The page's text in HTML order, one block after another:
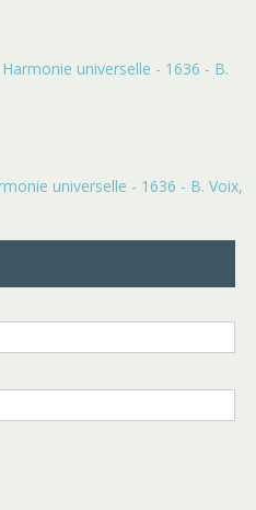
universelle - 1636 - B.
universelle - 1636 - B. Voix,